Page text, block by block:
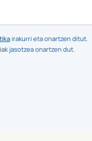
irakurri eta onartzen ditut.
jasotzea onartzen dut.